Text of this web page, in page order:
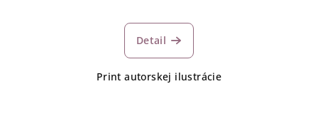
Detail
Print autorskej ilustrácie